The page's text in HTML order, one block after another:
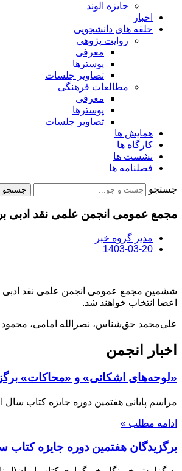
جایزه الوند
اخبار
حلقه های دانشجویی
روایت پژوهی
معرفی
پوسترها
تصاویر جلسات
مطالعات فرهنگی
معرفی
پوسترها
تصاویر جلسات
همایش ها
کارگاه ها
نشست ها
فصلنامه ها
جستجو جستجو
مجمع عمومی انجمن علمی نقد ادبی
مدیر گروه خبر
1403-03-20
اعضا انتخاب خواهند شد.
علی‌محمد حق‌شناس، نصرالله امامی، محمود
اخبار انجمن
«لوحه‌های اشکانی» و «محاکات»
مراسم پایانی هفتمین دوره جایزه کتاب سال
ادامه مطلب »
برگزیدگان هفتمین دوره جایزه کتاب